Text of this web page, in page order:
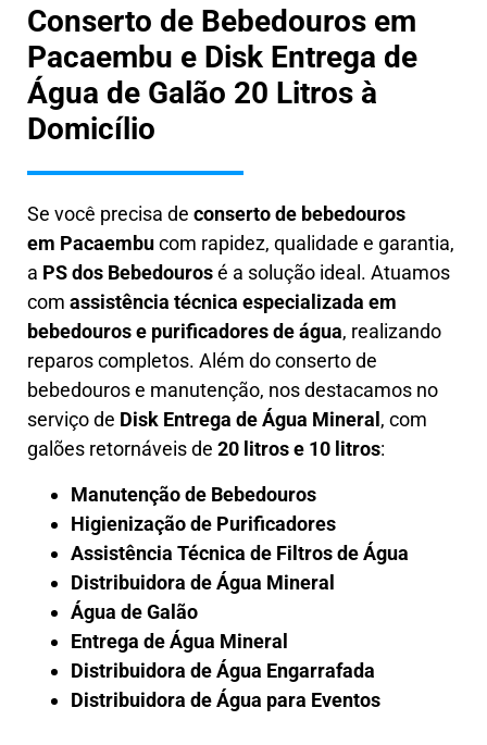
Conserto de Bebedouros em
Pacaembu e Disk Entrega de
Água de Galão 20 Litros à
Domicílio
Se você precisa de conserto de bebedouros
em Pacaembucom rapidez, qualidade e garantia,
a PS dos Bebedourosé a solução ideal. Atuamos
com assistência técnica especializada em
bebedouros e purificadores de água, realizando
reparos completos. Além do conserto de
bebedouros e manutenção, nos destacamos no
serviço de Disk Entrega de Água Mineral , com
galões retornáveis de 20 litros e 10 litros:
Manutenção de Bebedouros
Higienização de Purificadores
Assistência Técnica de Filtros de Água
Distribuidora de Água Mineral
Água de Galão
Entrega de Água Mineral
Distribuidora de Água Engarrafada
Distribuidora de Água para Eventos